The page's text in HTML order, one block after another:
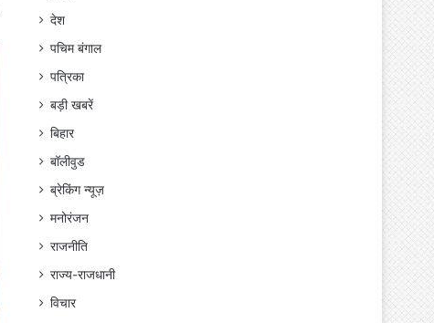
देश
पचिम बंगाल
पत्रिका
बड़ी खबरें
बिहार
बॉलीवुड
ब्रेकिंग न्यूज़
मनोरंजन
राजनीति
राज्य-राजधानी
विचार